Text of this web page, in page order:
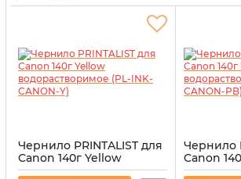
большие деньги.
Чернило PRINTALIST для
Canon 140г Yellow
водорастворимое (PL-
Чернило
Canon